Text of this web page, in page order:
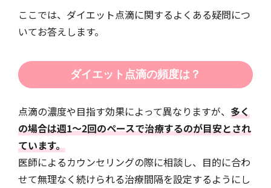
ここでは、ダイエット点滴に関するよくある疑問につ
いてお答えします。
ダイエット点滴の頻度は？
点滴の濃度や目指す効果によって異なりますが、 多く
の場合は週1〜2回のペースで治療するのが目安とされ
ています。
医師によるカウンセリングの際に相談し、目的に合わ
せて無理なく続けられる治療間隔を設定するようにし